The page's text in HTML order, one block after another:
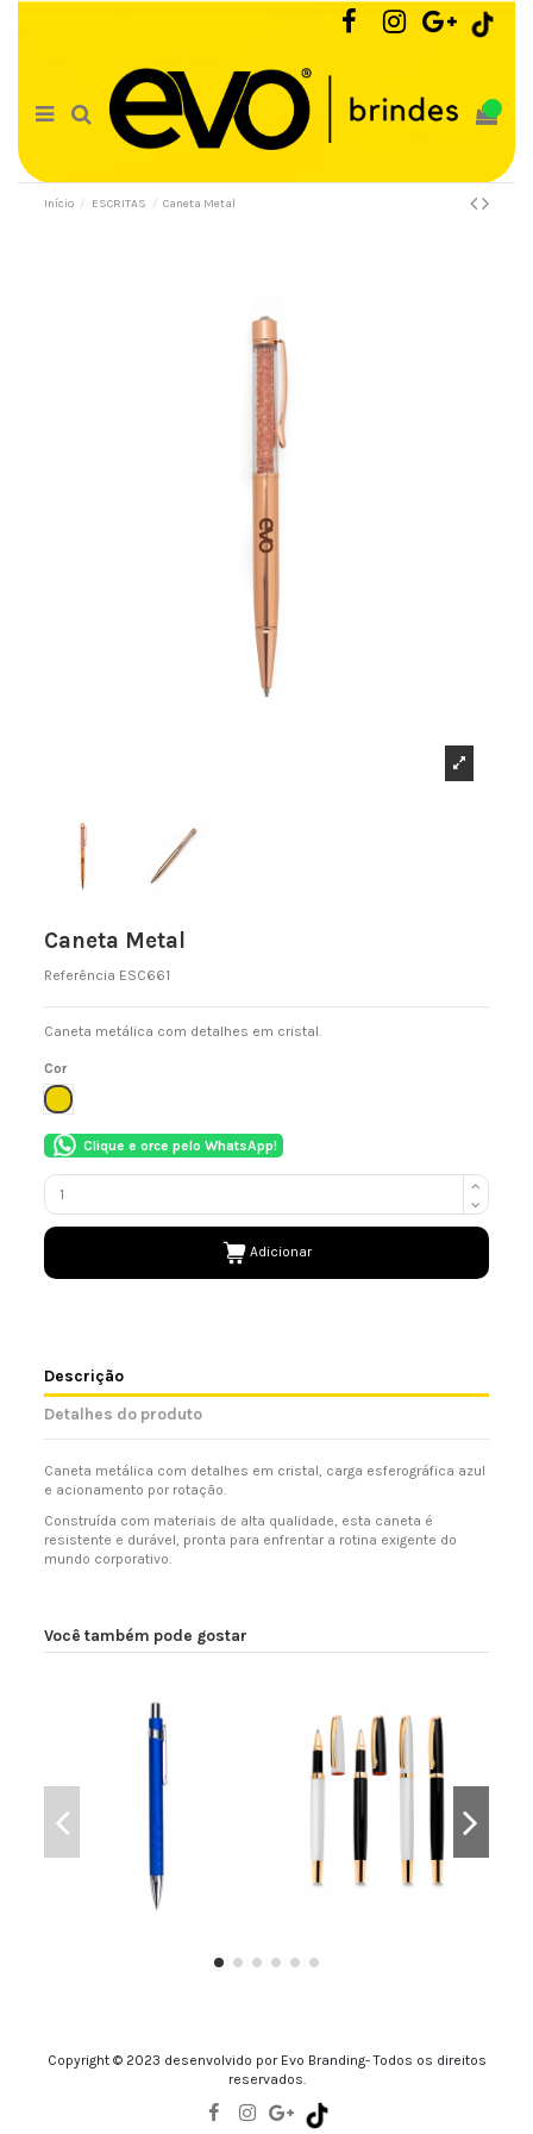
Início ESCRITAS Caneta Metal
Caneta Metal
Referência ESC661
Caneta metálica com detalhes em cristal.
Cor
DOURADO/CHAMPAGNE
Clique e orce pelo WhatsApp!
Adicionar
Descrição
Detalhes do produto
Caneta metálica com detalhes em cristal, carga esferográfica azul
e acionamento por rotação.
Construída com materiais de alta qualidade, esta caneta é
resistente e durável, pronta para enfrentar a rotina exigente do
mundo corporativo.
Você também pode gostar
Caneta Metálica Caneta Metálica
Copyright © 2023 desenvolvido por Evo Branding- Todos os direitos
reservados.